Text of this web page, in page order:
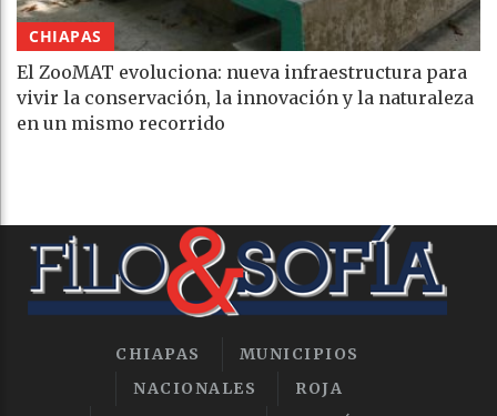
CHIAPAS
El ZooMAT evoluciona: nueva infraestructura para
vivir la conservación, la innovación y la naturaleza
en un mismo recorrido
CHIAPAS
MUNICIPIOS
NACIONALES
ROJA